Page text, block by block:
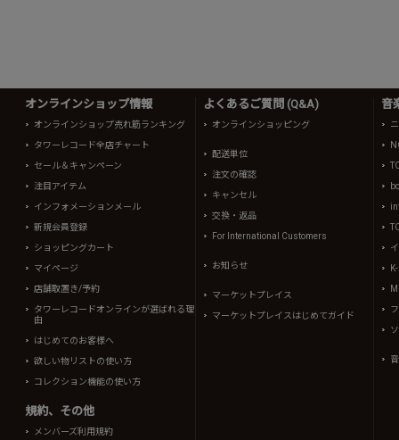
オンラインショップ情報
オンラインショップ売れ筋ランキング
タワーレコード全店チャート
セール＆キャンペーン
注目アイテム
インフォメーションメール
新規会員登録
ショッピングカート
マイページ
店舗取置き/予約
タワーレコードオンラインが選ばれる理
由
はじめてのお客様へ
欲しい物リストの使い方
コレクション機能の使い方
規約、その他
メンバーズ利用規約
よくあるご質問 (Q&A)
オンラインショッピング
配送単位
注文の確認
キャンセル
交換・返品
For International Customers
お知らせ
マーケットプレイス
マーケットプレイスはじめてガイド
音